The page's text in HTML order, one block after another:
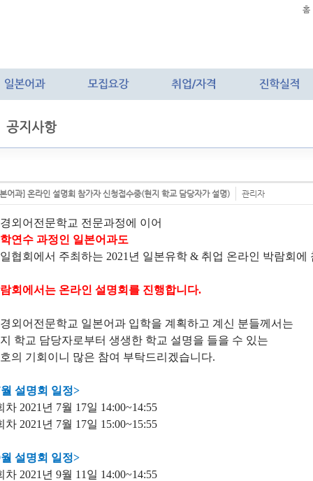
홈
공지사항
어과] 온라인 설명회 참가자 신청접수중(현지 학교 담당자가 설명) 관리자
외어전문학교 전문과정에 이어
연수 과정인 일본어과도
협회에서 주최하는 2021년 일본유학 & 취업 온라인 박람회에
회에서는 온라인 설명회를 진행합니다.
외어전문학교 일본어과 입학을 계획하고 계신 분들께서는
학교 담당자로부터 생생한 학교 설명을 들을 수 있는
의 기회이니 많은 참여 부탁드리겠습니다.
설명회 일정>
차 2021년 7월 17일 14:00~14:55
차 2021년 7월 17일 15:00~15:55
설명회 일정>
차 2021년 9월 11일 14:00~14:55